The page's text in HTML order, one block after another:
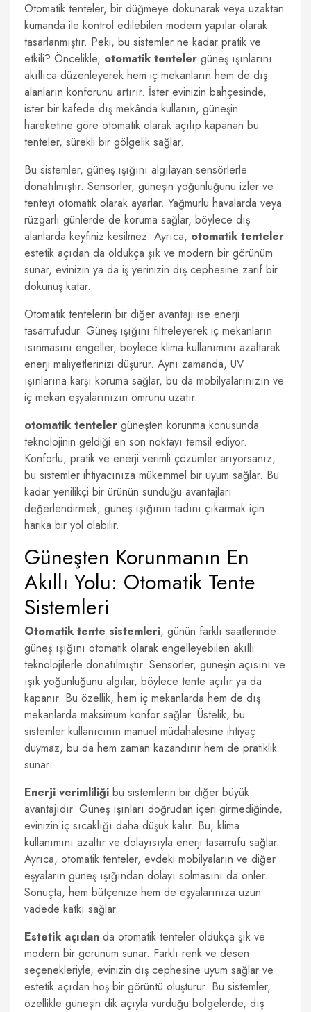
Otomatik tenteler, bir düğmeye dokunarak veya uzaktan
kumanda ile kontrol edilebilen modern yapılar olarak
tasarlanmıştır. Peki, bu sistemler ne kadar pratik ve
etkili? Öncelikle, otomatik tenteler güneş ışınlarını
akıllıca düzenleyerek hem iç mekanların hem de dış
alanların konforunu artırır. İster evinizin bahçesinde,
ister bir kafede dış mekânda kullanın, güneşin
hareketine göre otomatik olarak açılıp kapanan bu
tenteler, sürekli bir gölgelik sağlar.
Bu sistemler, güneş ışığını algılayan sensörlerle
donatılmıştır. Sensörler, güneşin yoğunluğunu izler ve
tenteyi otomatik olarak ayarlar. Yağmurlu havalarda veya
rüzgarlı günlerde de koruma sağlar, böylece dış
alanlarda keyfiniz kesilmez. Ayrıca, otomatik tenteler
estetik açıdan da oldukça şık ve modern bir görünüm
sunar, evinizin ya da iş yerinizin dış cephesine zarif bir
dokunuş katar.
Otomatik tentelerin bir diğer avantajı ise enerji
tasarrufudur. Güneş ışığını filtreleyerek iç mekanların
ısınmasını engeller, böylece klima kullanımını azaltarak
enerji maliyetlerinizi düşürür. Aynı zamanda, UV
ışınlarına karşı koruma sağlar, bu da mobilyalarınızın ve
iç mekan eşyalarınızın ömrünü uzatır.
otomatik tenteler güneşten korunma konusunda
teknolojinin geldiği en son noktayı temsil ediyor.
Konforlu, pratik ve enerji verimli çözümler arıyorsanız,
bu sistemler ihtiyacınıza mükemmel bir uyum sağlar. Bu
kadar yenilikçi bir ürünün sunduğu avantajları
değerlendirmek, güneş ışığının tadını çıkarmak için
harika bir yol olabilir.
Güneşten Korunmanın En
Akıllı Yolu: Otomatik Tente
Sistemleri
Otomatik tente sistemleri, günün farklı saatlerinde
güneş ışığını otomatik olarak engelleyebilen akıllı
teknolojilerle donatılmıştır. Sensörler, güneşin açısını ve
ışık yoğunluğunu algılar, böylece tente açılır ya da
kapanır. Bu özellik, hem iç mekanlarda hem de dış
mekanlarda maksimum konfor sağlar. Üstelik, bu
sistemler kullanıcının manuel müdahalesine ihtiyaç
duymaz, bu da hem zaman kazandırır hem de pratiklik
sunar.
Enerji verimliliği bu sistemlerin bir diğer büyük
avantajıdır. Güneş ışınları doğrudan içeri girmediğinde,
evinizin iç sıcaklığı daha düşük kalır. Bu, klima
kullanımını azaltır ve dolayısıyla enerji tasarrufu sağlar.
Ayrıca, otomatik tenteler, evdeki mobilyaların ve diğer
eşyaların güneş ışığından dolayı solmasını da önler.
Sonuçta, hem bütçenize hem de eşyalarınıza uzun
vadede katkı sağlar.
Estetik açıdan da otomatik tenteler oldukça şık ve
modern bir görünüm sunar. Farklı renk ve desen
seçenekleriyle, evinizin dış cephesine uyum sağlar ve
estetik açıdan hoş bir görüntü oluşturur. Bu sistemler,
özellikle güneşin dik açıyla vurduğu bölgelerde, dış